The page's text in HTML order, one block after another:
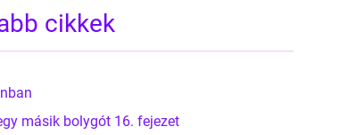
cikkek
másik bolygót 16. fejezet